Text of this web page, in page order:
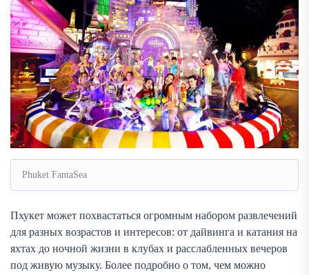
Phuket FantaSea
Пхукет может похвастаться огромным набором развлечений
для разных возрастов и интересов: от дайвинга и катания на
яхтах до ночной жизни в клубах и расслабленных вечеров
под живую музыку. Более подробно о том, чем можно